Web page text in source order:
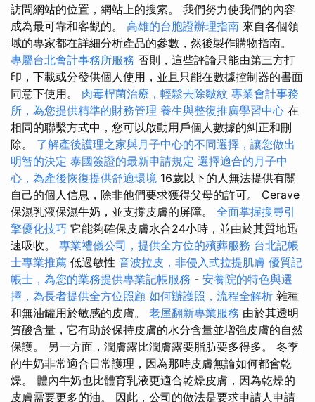
訪問網站的位置，網站上的搜索。 我們努力使我們的內容
成為最可靠和客觀的。 高雄的台胞證辦理指南 來自各個領
域的專家都在詳細分析產品的參數，然後製作購物指南。
專屬台北會計事務所服務 否則，這些評論只能由第三方打
印，下載或分發供個人使用，並且只能在數據控制器的書面
同意下使用。 肉毒桿菌治療，輕鬆去除皺紋 專業會計事務
所，為您提供精準的財務管理 養生與整復推廣學習中心 在
相同的聯繫方式中，您可以啟動用戶個人數據的糾正和刪
除。 了解產後護理之家與月子中心的不同選擇，讓您做出
明智的決定 泰國簽證的最新申請規定 選擇適合的月子中
心，為產後恢復提供舒適環境 16歲以下的人無法提供有關
自己的個人信息，除非他們要求獲得父母的許可。 Cerave
保濕乳液保濕牛奶，並支撐皮膚的屏障。 全面掌握搜尋引
擎優化技巧 它能夠確保皮膚水合24小時，並由於其質地迅
速吸收。 專業禮儀公司，提供全方位的殯葬服務 台北記帳
士專業推薦 低過敏性 音波拉皮，非侵入式拉提肌膚 優質記
帳士，為您的業務提供專業記帳服務 - 安養院的特色與選
擇，為長者提供全方位照顧 如何辦護照，流程全解析 雜種
和無油罐用於敏感的皮膚。 老屋翻新專業服務 由於其透明
質酸含量，它有助於保持皮膚的水分含量並增強皮膚的自然
保護。 另一方面，潤膚露比潤膚露要脂肪要多得多。 冬季
的牛奶非常適合日常護理，因為那時皮膚無論如何都會乾
燥。 體內牛奶也比體育乳液更適合乾燥皮膚，因為乾燥的
皮膚需要更多的油。 因此，公司的做法是要求申請人申請